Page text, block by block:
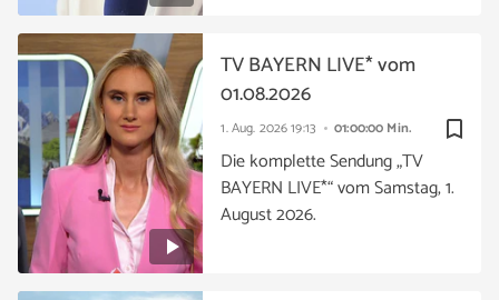
bookmark_border
1. Aug. 202619:13 01:00:00 Min.
TV BAYERN LIVE* vom
01.08.2026
Die komplette Sendung „TV
BAYERN LIVE*“ vom Samstag, 1.
August 2026.